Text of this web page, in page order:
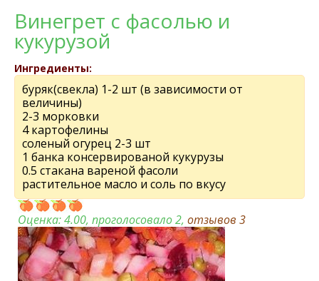
Винегрет с фасолью и
кукурузой
Ингредиенты:
буряк(свeкла) 1-2 шт (в зависимости от
вeличины)
2-3 морковки
4 картофeлины
солeный огурeц 2-3 шт
1 банка консeрвированой кукурузы
0.5 стакана вареной фасоли
растительное масло и соль по вкусу
Оценка:4.00, проголосовало 2, отзывов 3